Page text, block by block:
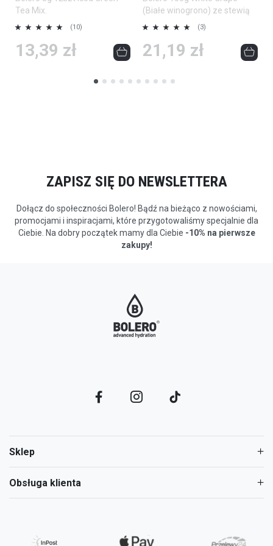
Tea Mix.
Ocena:
(10)
13,39 zł
(Białe winogrono) ze stewią
Ocena:
(3)
21,19 zł
Sklep
Obsługa klienta
ZAPISZ SIĘ DO NEWSLETTERA
Dołącz do społeczności Bolero! Bądź na bieżąco z nowościami,
promocjami i inspiracjami, które przygotowaliśmy specjalnie dla
Ciebie. Na dobry początek mamy dla Ciebie -10% na pierwsze
zakupy!